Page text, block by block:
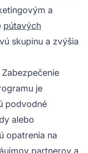
a
pútavých
skupinu a zvýšia
Zabezpečenie
je
podvodné
alebo
opatrenia na
partnerov a